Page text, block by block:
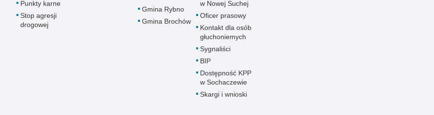
Punkty karne
Stop agresji
drogowej
Gmina Rybno
Gmina Brochów
w Nowej Suchej
Oficer prasowy
Kontakt dla osób
głuchoniemych
Sygnaliści
BIP
Dostępność KPP
w Sochaczewie
Skargi i wnioski